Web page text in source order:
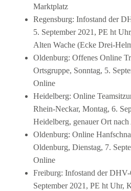
Marktplatz
Regensburg: Infostand der
5. September 2021, PE ht
Alten Wache (Ecke Drei-
Oldenburg: Offenes Online
Ortsgruppe, Sonntag, 5.
Online
Heidelberg: Online
Rhein-Neckar, Montag, 6.
Heidelberg, genauer Ort
Oldenburg: Online
Oldenburg, Dienstag, 7.
Online
Freiburg: Infostand der
September 2021, PE ht Uhr,